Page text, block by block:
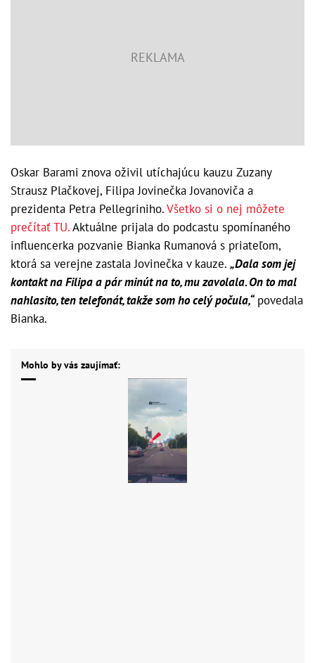
Oskar Barami znova oživil utíchajúcu kauzu Zuzany
Strausz Plačkovej, Filipa Jovinečka Jovanoviča a
prezidenta Petra Pellegriniho.Všetko si o nej môžete
prečítať TU.Aktuálne prijala do podcastu spomínaného
influencerka pozvanie Bianka Rumanová s priateľom,
ktorá sa verejne zastala Jovinečka v kauze. „Dala som jej
kontakt na Filipa a pár minút na to, mu zavolala. On to mal
nahlasito, ten telefonát, takže som ho celý počula,“povedala
Bianka.
Mohlo by vás zaujímať: